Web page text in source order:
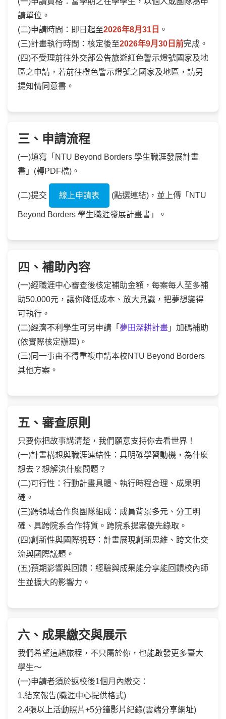
請單位。
(二)申請時間：即日起至2026年8月31日 。
(三)計畫執行時間：核定後至2026年9月30日前完成。
(四)不受理前往外交部公告旅遊紅色警示燈號國家及地
區之申請，若前往橙色警示燈號之國家及地區，請另
提知情同意書。
三、申請流程
(一)填寫「NTU Beyond Borders 學生職涯發展計畫
書」(轉PDF檔)。
(二)提交 線上申請表 (點選連結)，並上傳「NTU
Beyond Borders 學生職涯發展計畫書」。
四、補助內容
(一)經職涯中心審查後核定補助金額，每案每人至多補
助50,000元，讓你降低成本、放大見識，把夢想變得
可執行。
(二)經濟不利學生可另申請「 夢田深耕計畫 」加碼補助
(依實際核定辦理)。
(三)同一事由不得重複申請本校NTU Beyond Borders
其他方案。
五、審查原則
只要你把故事講清楚，我們願意支持你去看世界！
(一)計畫構想與職涯連結性：具明確學習動機，為什麼
想去？想解決什麼問題？
(二)可行性：行動計畫具體、執行時程合理、成果明
確。
(三)跨領域合作與團隊組成：成員背景多元、分工明
確、具跨院系合作特質。跨院系提案優先錄取。
(四)創新性與國際視野：計畫展現創新思維、跨文化交
流與國際議題。
(五)預期影響與回饋：經驗與成果能分享能回饋校內師
生並擴大的影響力。
六、成果繳交與展示
我們希望這趟旅程，不只屬於你，也能啟發更多臺大
學生～
(一)申請者須於返校後1個月內繳交：
1.結案報告(職涯中心提供格式)
2.4張以上活動照片+5分鐘影片紀錄(雲端分享網址)